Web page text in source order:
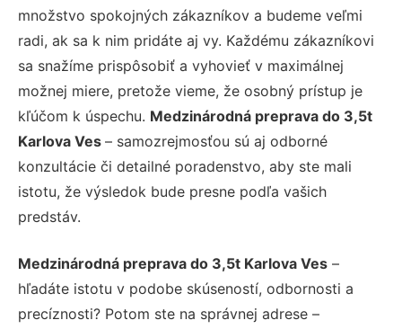
množstvo spokojných zákazníkov a budeme veľmi
radi, ak sa k nim pridáte aj vy. Každému zákazníkovi
sa snažíme prispôsobiť a vyhovieť v maximálnej
možnej miere, pretože vieme, že osobný prístup je
kľúčom k úspechu. Medzinárodná preprava do 3,5t
Karlova Ves – samozrejmosťou sú aj odborné
konzultácie či detailné poradenstvo, aby ste mali
istotu, že výsledok bude presne podľa vašich
predstáv.
Medzinárodná preprava do 3,5t Karlova Ves –
hľadáte istotu v podobe skúseností, odbornosti a
precíznosti? Potom ste na správnej adrese –